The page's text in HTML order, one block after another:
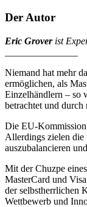
Der Autor
Eric Grover ist
Niemand hat mehr
ermöglichen, als
Einzelhändlern – so
betrachtet und
Die EU-Kommission
Allerdings zielen die
auszubalancieren
Mit der Chuzpe
MasterCard und
der selbstherrlichen
Wettbewerb und